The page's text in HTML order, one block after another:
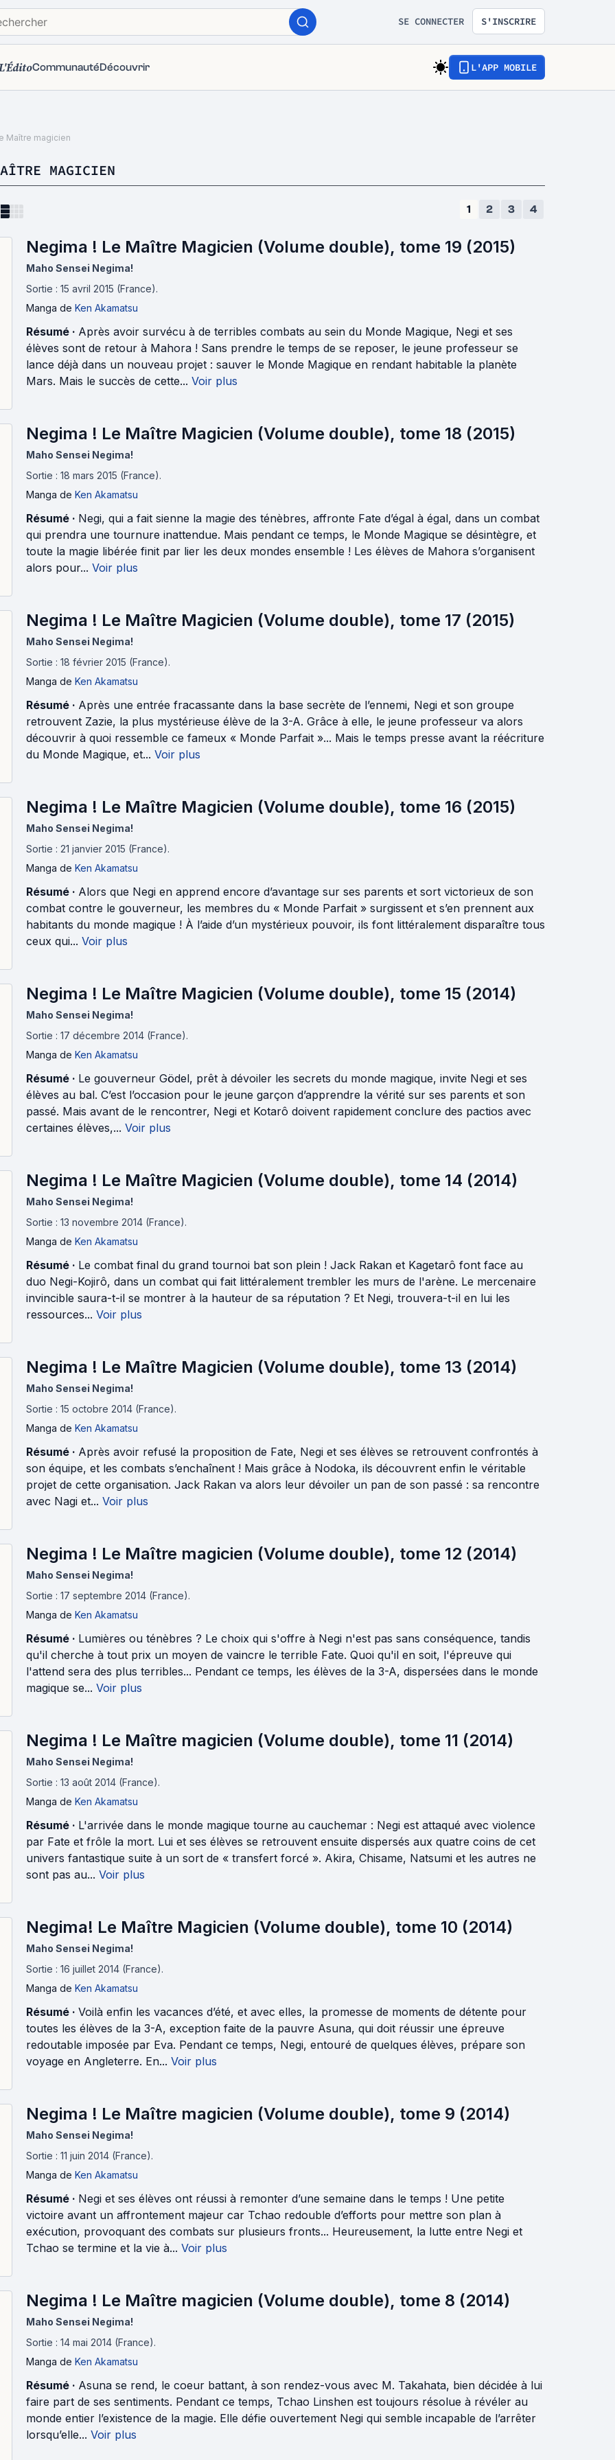
SE CONNECTER S'INSCRIRE
CommunautéDécouvrir L'APP MOBILE
Maître magicien
MAGICIEN
1 2 3 4
Negima ! Le Maître Magicien (Volume double), tome 19 (2015)
Maho Sensei Negima!
Sortie : 15 avril 2015 (France).
Manga de Ken Akamatsu
Résumé · Après avoir survécu à de terribles combats au sein du Monde Magique, Negi et ses
élèves sont de retour à Mahora ! Sans prendre le temps de se reposer, le jeune professeur se
lance déjà dans un nouveau projet : sauver le Monde Magique en rendant habitable la planète
Mars. Mais le succès de cette... Voir plus
Negima ! Le Maître Magicien (Volume double), tome 18 (2015)
Maho Sensei Negima!
Sortie : 18 mars 2015 (France).
Manga de Ken Akamatsu
Résumé · Negi, qui a fait sienne la magie des ténèbres, affronte Fate d’égal à égal, dans un combat
qui prendra une tournure inattendue. Mais pendant ce temps, le Monde Magique se désintègre, et
toute la magie libérée finit par lier les deux mondes ensemble ! Les élèves de Mahora s’organisent
alors pour... Voir plus
Negima ! Le Maître Magicien (Volume double), tome 17 (2015)
Maho Sensei Negima!
Sortie : 18 février 2015 (France).
Manga de Ken Akamatsu
Résumé · Après une entrée fracassante dans la base secrète de l’ennemi, Negi et son groupe
retrouvent Zazie, la plus mystérieuse élève de la 3-A. Grâce à elle, le jeune professeur va alors
découvrir à quoi ressemble ce fameux « Monde Parfait »... Mais le temps presse avant la réécriture
du Monde Magique, et... Voir plus
Negima ! Le Maître Magicien (Volume double), tome 16 (2015)
Maho Sensei Negima!
Sortie : 21 janvier 2015 (France).
Manga de Ken Akamatsu
Résumé · Alors que Negi en apprend encore d’avantage sur ses parents et sort victorieux de son
combat contre le gouverneur, les membres du « Monde Parfait » surgissent et s’en prennent aux
habitants du monde magique ! À l’aide d’un mystérieux pouvoir, ils font littéralement disparaître tous
ceux qui... Voir plus
Negima ! Le Maître Magicien (Volume double), tome 15 (2014)
Maho Sensei Negima!
Sortie : 17 décembre 2014 (France).
Manga de Ken Akamatsu
Résumé · Le gouverneur Gödel, prêt à dévoiler les secrets du monde magique, invite Negi et ses
élèves au bal. C’est l’occasion pour le jeune garçon d’apprendre la vérité sur ses parents et son
passé. Mais avant de le rencontrer, Negi et Kotarô doivent rapidement conclure des pactios avec
certaines élèves,... Voir plus
Negima ! Le Maître Magicien (Volume double), tome 14 (2014)
Maho Sensei Negima!
Sortie : 13 novembre 2014 (France).
Manga de Ken Akamatsu
Résumé · Le combat final du grand tournoi bat son plein ! Jack Rakan et Kagetarô font face au
duo Negi-Kojirô, dans un combat qui fait littéralement trembler les murs de l'arène. Le mercenaire
invincible saura-t-il se montrer à la hauteur de sa réputation ? Et Negi, trouvera-t-il en lui les
ressources... Voir plus
Negima ! Le Maître Magicien (Volume double), tome 13 (2014)
Maho Sensei Negima!
Sortie : 15 octobre 2014 (France).
Manga de Ken Akamatsu
Résumé · Après avoir refusé la proposition de Fate, Negi et ses élèves se retrouvent confrontés à
son équipe, et les combats s’enchaînent ! Mais grâce à Nodoka, ils découvrent enfin le véritable
projet de cette organisation. Jack Rakan va alors leur dévoiler un pan de son passé : sa rencontre
avec Nagi et... Voir plus
Negima ! Le Maître magicien (Volume double), tome 12 (2014)
Maho Sensei Negima!
Sortie : 17 septembre 2014 (France).
Manga de Ken Akamatsu
Résumé · Lumières ou ténèbres ? Le choix qui s'offre à Negi n'est pas sans conséquence, tandis
qu'il cherche à tout prix un moyen de vaincre le terrible Fate. Quoi qu'il en soit, l'épreuve qui
l'attend sera des plus terribles... Pendant ce temps, les élèves de la 3-A, dispersées dans le monde
magique se... Voir plus
Negima ! Le Maître magicien (Volume double), tome 11 (2014)
Maho Sensei Negima!
Sortie : 13 août 2014 (France).
Manga de Ken Akamatsu
Résumé · L'arrivée dans le monde magique tourne au cauchemar : Negi est attaqué avec violence
par Fate et frôle la mort. Lui et ses élèves se retrouvent ensuite dispersés aux quatre coins de cet
univers fantastique suite à un sort de « transfert forcé ». Akira, Chisame, Natsumi et les autres ne
sont pas au... Voir plus
Negima! Le Maître Magicien (Volume double), tome 10 (2014)
Maho Sensei Negima!
Sortie : 16 juillet 2014 (France).
Manga de Ken Akamatsu
Résumé · Voilà enfin les vacances d’été, et avec elles, la promesse de moments de détente pour
toutes les élèves de la 3-A, exception faite de la pauvre Asuna, qui doit réussir une épreuve
redoutable imposée par Eva. Pendant ce temps, Negi, entouré de quelques élèves, prépare son
voyage en Angleterre. En... Voir plus
Negima ! Le Maître magicien (Volume double), tome 9 (2014)
Maho Sensei Negima!
Sortie : 11 juin 2014 (France).
Manga de Ken Akamatsu
Résumé · Negi et ses élèves ont réussi à remonter d’une semaine dans le temps ! Une petite
victoire avant un affrontement majeur car Tchao redouble d’efforts pour mettre son plan à
exécution, provoquant des combats sur plusieurs fronts... Heureusement, la lutte entre Negi et
Tchao se termine et la vie à... Voir plus
Negima ! Le Maître magicien (Volume double), tome 8 (2014)
Maho Sensei Negima!
Sortie : 14 mai 2014 (France).
Manga de Ken Akamatsu
Résumé · Asuna se rend, le coeur battant, à son rendez-vous avec M. Takahata, bien décidée à lui
faire part de ses sentiments. Pendant ce temps, Tchao Linshen est toujours résolue à révéler au
monde entier l’existence de la magie. Elle défie ouvertement Negi qui semble incapable de l’arrêter
lorsqu’elle... Voir plus